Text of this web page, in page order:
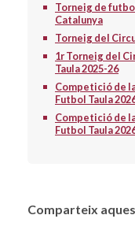
Torneig de
Catalunya
Torneig del
1r Torneig del
Taula 2025-26
Competició de
Futbol Taula
Competició de
Futbol Taula
Comparteix